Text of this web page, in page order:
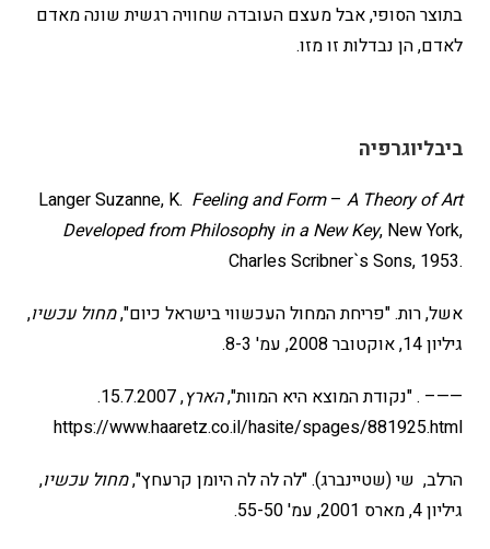
בתוצר הסופי, אבל מעצם העובדה שחוויה רגשית שונה מאדם
לאדם, הן נבדלות זו מזו.
ביבליוגרפיה
Langer Suzanne, K. Feeling and Form– A Theory of Art
Developed from Philosophy in a New Key, New York,
Charles Scribner`s Sons, 1953.
אשל, רות. "פריחת המחול העכשווי בישראל כיום",מחול עכשיו,
גיליון 14, אוקטובר 2008, עמ' 8-3.
——– . "נקודת המוצא היא המוות",הארץ
, 15.7.2007.
https://www.haaretz.co.il/hasite/spages/881925.html
הרלב, שי (שטיינברג). "לה לה לה היומן קרעחץ",מחול עכשיו,
גיליון 4, מארס 2001, עמ' 55-50.